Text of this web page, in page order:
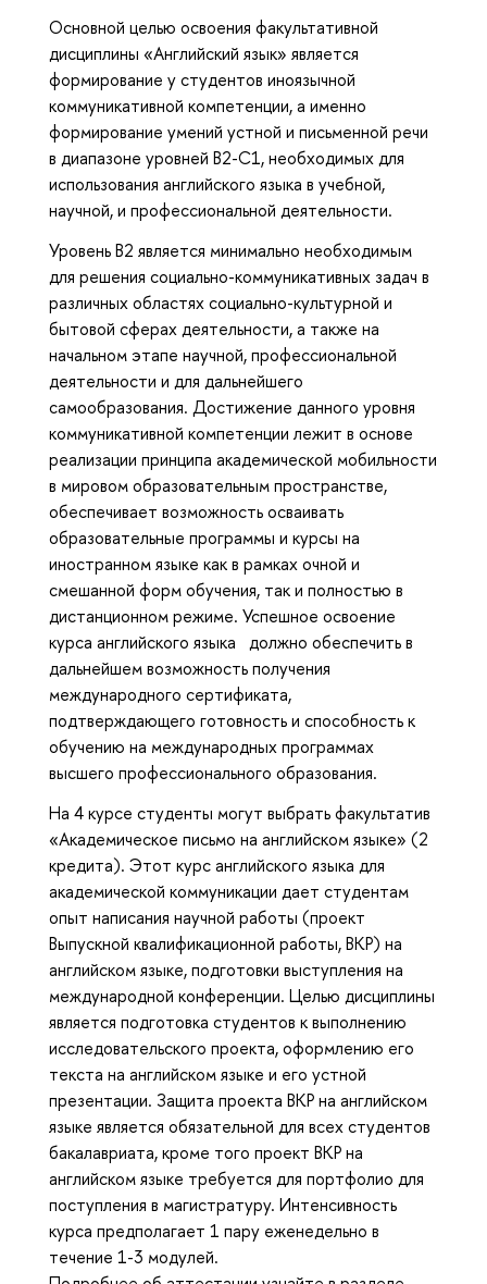
Основной целью освоения факультативной
дисциплины «Английский язык» является
формирование у студентов иноязычной
коммуникативной компетенции, а именно
формирование умений устной и письменной речи
в диапазоне уровней B2-C1, необходимых для
использования английского языка в учебной,
научной, и профессиональной деятельности.
Уровень B2 является минимально необходимым
для решения социально-коммуникативных задач в
различных областях социально-культурной и
бытовой сферах деятельности, а также на
начальном этапе научной, профессиональной
деятельности и для дальнейшего
самообразования. Достижение данного уровня
коммуникативной компетенции лежит в основе
реализации принципа академической мобильности
в мировом образовательным пространстве,
обеспечивает возможность осваивать
образовательные программы и курсы на
иностранном языке как в рамках очной и
смешанной форм обучения, так и полностью в
дистанционном режиме. Успешное освоение
курса английского языка должно обеспечить в
дальнейшем возможность получения
международного сертификата,
подтверждающего готовность и способность к
обучению на международных программах
высшего профессионального образования.
На 4 курсе студенты могут выбрать факультатив
«Академическое письмо на английском языке» (2
кредита). Этот курс английского языка для
академической коммуникации дает студентам
опыт написания научной работы (проект
Выпускной квалификационной работы, ВКР) на
английском языке, подготовки выступления на
международной конференции. Целью дисциплины
является подготовка студентов к выполнению
исследовательского проекта, оформлению его
текста на английском языке и его устной
презентации. Защита проекта ВКР на английском
языке является обязательной для всех студентов
бакалавриата, кроме того проект ВКР на
английском языке требуется для портфолио для
поступления в магистратуру. Интенсивность
курса предполагает 1 пару еженедельно в
течение 1-3 модулей.